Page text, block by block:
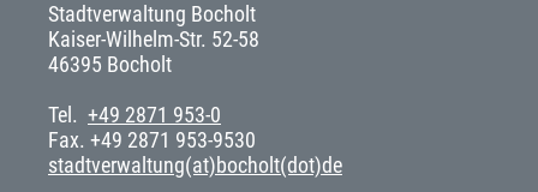
Stadtverwaltung Bocholt
Kaiser-Wilhelm-Str. 52-58
46395 Bocholt
Tel. +49 2871 953-0
Fax. +49 2871 953-9530
stadtverwaltung(at)bocholt(dot)de